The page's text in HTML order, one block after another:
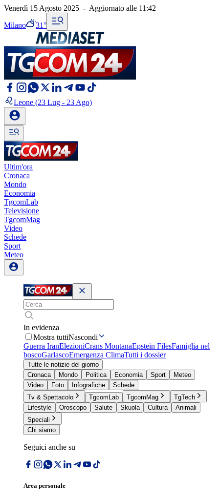
Venerdì 15 Agosto 2025 - Aggiornato alle 11:42
Milano 31°
Leone (23 Lug - 23 Ago)
Ultim'ora
Cronaca
Mondo
Economia
TgcomLab
Televisione
TgcomMag
Video
Schede
Sport
Meteo
In evidenza
Mostra tuttiNascondi
Guerra IranElezioniCrans MontanaEpstein FilesFamiglia nel
boscoGarlascoEmergenza ClimaTutti i dossier
Tutte le notizie del giorno
Cronaca
Mondo Politica Economia Sport
Meteo
Video
Foto Infografiche
Schede
Tv & Spettacolo
TgcomLab TgcomMag
TgTech
Lifestyle
Oroscopo Salute Skuola Cultura
Animali
Speciali
Chi siamo
Seguici anche su
Area personale